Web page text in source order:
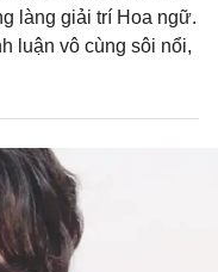
làng giải trí Hoa ngữ.
luận vô cùng sôi nổi,